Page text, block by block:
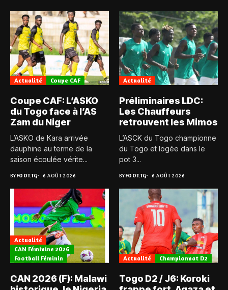
Actualité Coupe CAF
Coupe CAF: L’ASKO
du Togo face à l’AS
Zam du Niger
L’ASKO de Kara arrivée
dauphine au terme de la
saison écoulée vérite...
BYFOOT.TG 6 AOÛT 2026
Actualité
Préliminaires LDC:
Les Chauffeurs
retrouvent les Mimos
L’ASCK du Togo championne
du Togo et logée dans le
pot 3...
BYFOOT.TG 6 AOÛT 2026
Actualité
CAN Féminine 2026
Football Féminin
CAN 2026 (F): Malawi
Actualité Championnat D2
Togo D2 / J6: Koroki